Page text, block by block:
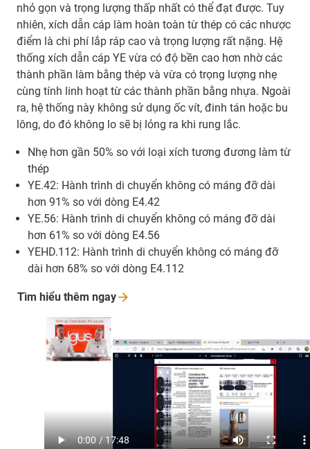
nhỏ gọn và trọng lượng thấp nhất có thể đạt được. Tuy
nhiên, xích dẫn cáp làm hoàn toàn từ thép có các nhược
điểm là chi phí lắp ráp cao và trọng lượng rất nặng. Hệ
thống xích dẫn cáp YE vừa có độ bền cao hơn nhờ các
thành phần làm bằng thép và vừa có trọng lượng nhẹ
cùng tính linh hoạt từ các thành phần bằng nhựa. Ngoài
ra, hệ thống này không sử dụng ốc vít, đinh tán hoặc bu
lông, do đó không lo sẽ bị lỏng ra khi rung lắc.
Nhẹ hơn gần 50% so với loại xích tương đương làm từ
thép
YE.42: Hành trình di chuyển không có máng đỡ dài
hơn 91% so với dòng E4.42
YE.56: Hành trình di chuyển không có máng đỡ dài
hơn 61% so với dòng E4.56
YEHD.112: Hành trình di chuyển không có máng đỡ
dài hơn 68% so với dòng E4.112
Tìm hiểu thêm ngay